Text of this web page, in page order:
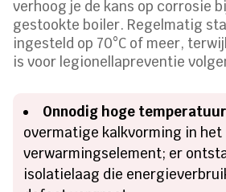
verhoog je de kans op corrosie
gestookte boiler. Regelmatig
ingesteld op 70°C of meer,
is voor legionellapreventie
Onnodig hoge
overmatige kalkvorming in het
verwarmingselement; er
isolatielaag die